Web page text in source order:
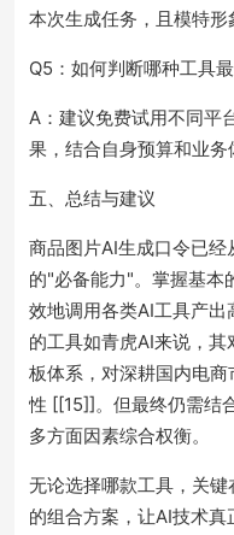
本次生成任务，且模特形
Q5：如何判断哪种工具
A：建议免费试用不同平
果，结合自身预算和业务
五、总结与建议
商品图片AI生成口令已
的"必备能力"。掌握基本
效地调用各类AI工具产
的工具如青虎AI来说，
板体系，对深耕国内电
性 [[15]]。但最终仍需结
多方面因素综合权衡。
无论选择哪款工具，关
的组合方案，让AI技术